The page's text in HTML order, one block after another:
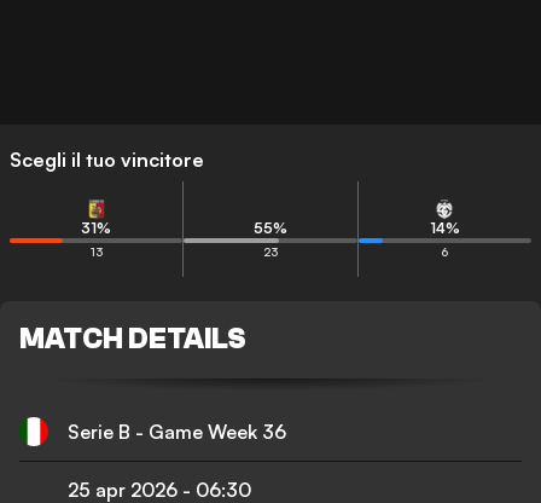
Scegli il tuo vincitore
31%
13
55%
23
14%
6
MATCH DETAILS
Serie B - Game Week 36
25 apr 2026 - 06:30